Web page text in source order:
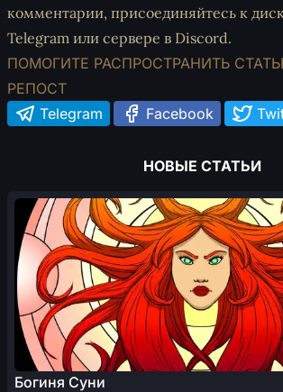
комментарии, присоединяйтесь к
Telegram или сервере в Discord.
ПОМОГИТЕ РАСПРОСТРАНИТЬ
РЕПОСТ
Telegram
Facebook
НОВЫЕ СТАТЬИ
Богиня Суни